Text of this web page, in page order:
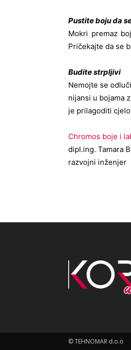
Pustite boju da
Mokri premaz
Pričekajte da se
Budite strpljivi
Nemojte se
nijansi u bojama
je prilagoditi
Chromos boje i
dipl.ing. Tamara
razvojni inženjer
© TEHNOMAR d.o.o